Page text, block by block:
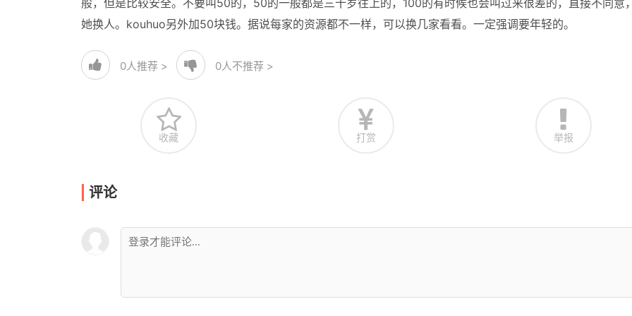
般，但是比较安全。不要叫50的，50的一般都是三十岁往上的，100的有时候也会叫过来很差的，直接不同意
她换人。kouhuo另外加50块钱。据说每家的资源都不一样，可以换几家看看。一定强调要年轻的。
0人推荐 > 0人不推荐 >
收藏 打赏 举报
评论